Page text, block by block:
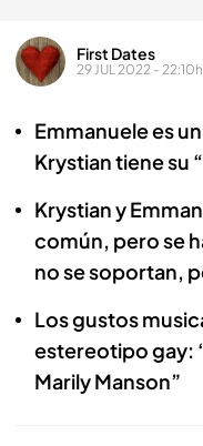
First Dates
29 JUL 2022 - 22:10h.
Emmanuele es
Krystian tiene su
Krystian y
común, pero se
no se soportan,
Los gustos
estereotipo gay:
Marily Manson”